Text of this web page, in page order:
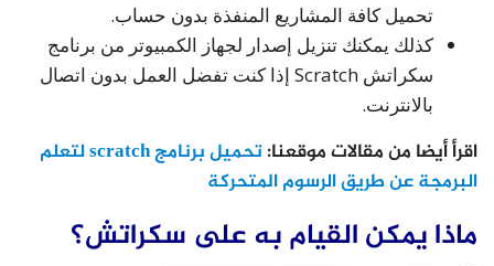
تحميل كافة المشاريع المنفذة بدون حساب.
كذلك يمكنك تنزيل إصدار لجهاز الكمبيوتر من برنامج
سكراتش Scratch إذا كنت تفضل العمل بدون اتصال
بالانترنت.
اقرأ أيضا من مقالات موقعنا:
تحميل برنامج scratch لتعلم
البرمجة عن طريق الرسوم المتحركة
ماذا يمكن القيام به على سكراتش؟